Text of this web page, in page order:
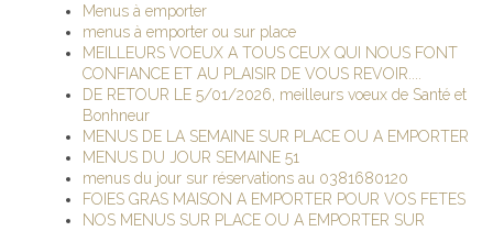
Menus à emporter
menus à emporter ou sur place
MEILLEURS VOEUX A TOUS CEUX QUI NOUS FONT
CONFIANCE ET AU PLAISIR DE VOUS REVOIR....
DE RETOUR LE 5/01/2026, meilleurs voeux de Santé et
Bonhneur
MENUS DE LA SEMAINE SUR PLACE OU A EMPORTER
MENUS DU JOUR SEMAINE 51
menus du jour sur réservations au 0381680120
FOIES GRAS MAISON A EMPORTER POUR VOS FETES
NOS MENUS SUR PLACE OU A EMPORTER SUR